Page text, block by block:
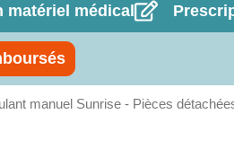
matériel médical
manuel Sunrise - Pièces